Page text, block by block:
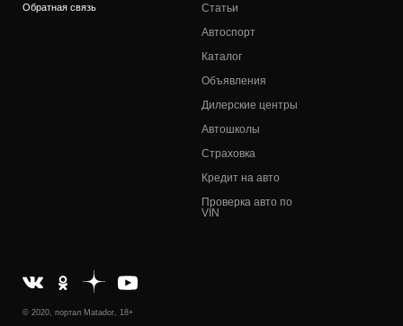
Обратная связь
Статьи
Автоспорт
Каталог
Объявления
Дилерские центры
Автошколы
Страховка
Кредит на авто
Проверка авто по
VIN
© 2020, портал Matador, 18+